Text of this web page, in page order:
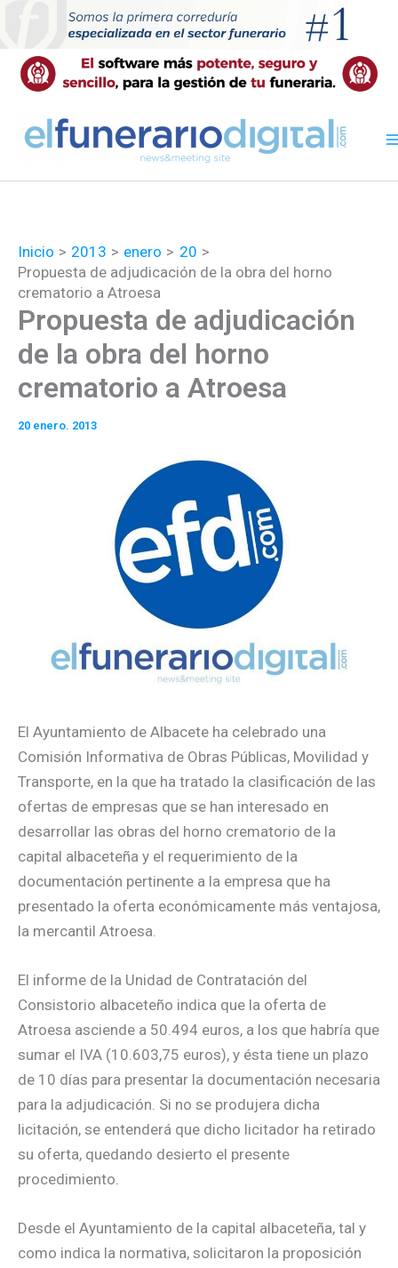
contenido
Inicio 2013 enero
20
Propuesta de adjudicación de la obra del horno
crematorio a Atroesa
Propuesta de adjudicación
de la obra del horno
crematorio a Atroesa
20 enero. 2013
El Ayuntamiento de Albacete ha celebrado una
Comisión Informativa de Obras Públicas, Movilidad y
Transporte, en la que ha tratado la clasificación de las
ofertas de empresas que se han interesado en
desarrollar las obras del horno crematorio de la
capital albaceteña y el requerimiento de la
documentación pertinente a la empresa que ha
presentado la oferta económicamente más ventajosa,
la mercantil Atroesa.
El informe de la Unidad de Contratación del
Consistorio albaceteño indica que la oferta de
Atroesa asciende a 50.494 euros, a los que habría que
sumar el IVA (10.603,75 euros), y ésta tiene un plazo
de 10 días para presentar la documentación necesaria
para la adjudicación. Si no se produjera dicha
licitación, se entenderá que dicho licitador ha retirado
su oferta, quedando desierto el presente
procedimiento.
Desde el Ayuntamiento de la capital albaceteña, tal y
como indica la normativa, solicitaron la proposición